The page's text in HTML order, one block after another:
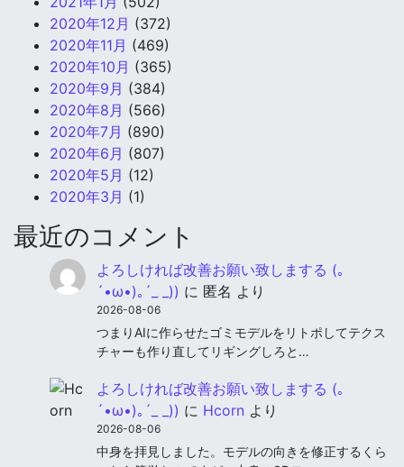
2020年12月 (372)
2020年11月 (469)
2020年10月 (365)
2020年9月 (384)
2020年8月 (566)
2020年7月 (890)
2020年6月 (807)
2020年5月 (12)
2020年3月 (1)
最近のコメント
よろしければ改善お願い致しまする (｡
´•ω•)｡´_ _)) に 匿名 より
2026-08-06
つまりAIに作らせたゴミモデルをリトポしてテクス
チャーも作り直してリギングしろと…
よろしければ改善お願い致しまする (｡
´•ω•)｡´_ _)) に Hcorn より
2026-08-06
中身を拝見しました。モデルの向きを修正するくら